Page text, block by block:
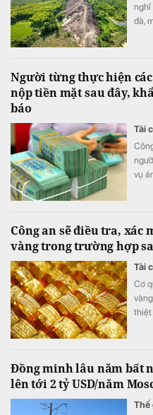
nghĩ
đà,
Người từng thực hiện
nộp tiền mặt sau đây,
báo
Tài
vụ
Công an sẽ điều tra, xác
vàng trong trường hợp
Tài
Cơ
thiệt
Đồng minh lâu năm bất
lên tới 2 tỷ USD/năm
Thế